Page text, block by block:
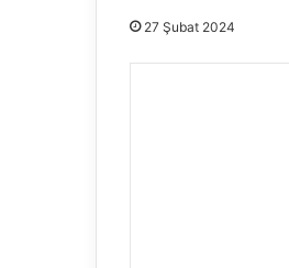
27 Şubat 2024